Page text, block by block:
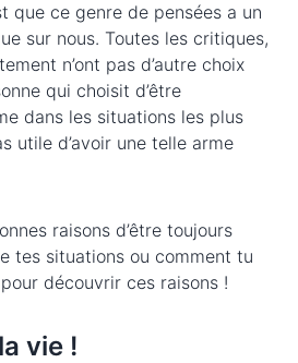
que ce genre de pensées a un
sur nous. Toutes les critiques,
n’ont pas d’autre choix
qui choisit d’être
dans les situations les plus
utile d’avoir une telle arme
raisons d’être toujours
tes situations ou comment tu
découvrir ces raisons !
vie !